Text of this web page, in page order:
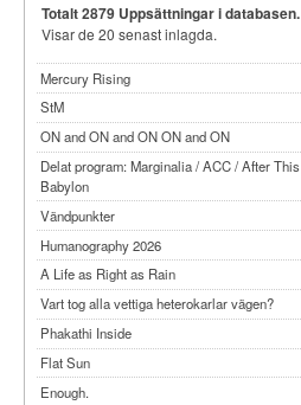
Totalt 2879 Uppsättningar i databasen.
Visar de 20 senast inlagda.
Mercury Rising
StM
ON and ON and ON ON and ON
Delat program: Marginalia / ACC / After This
Babylon
Vändpunkter
Humanography 2026
A Life as Right as Rain
Vart tog alla vettiga heterokarlar vägen?
Phakathi Inside
Flat Sun
Enough.